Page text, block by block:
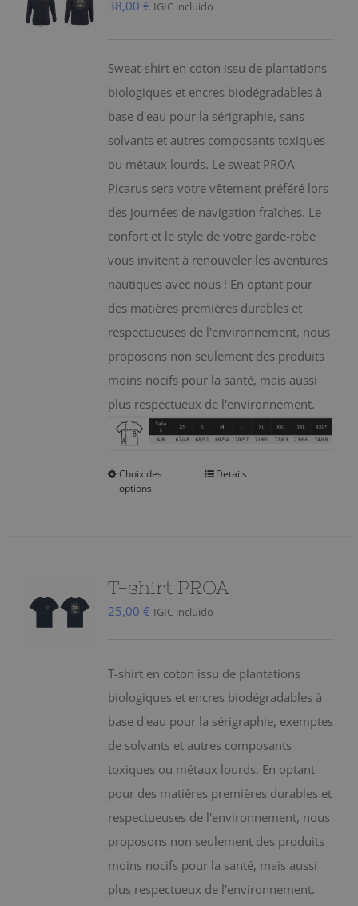
38,00 € IGIC incluido
Sweat-shirt en coton issu de plantations
biologiques et encres biodégradables à
base d'eau pour la sérigraphie, sans
solvants et autres composants toxiques
ou métaux lourds. Le sweat PROA
Picarus sera votre vêtement préféré lors
des journées de navigation fraîches. Le
confort et le style de votre garde-robe
vous invitent à renouveler les aventures
nautiques avec nous ! En optant pour
des matières premières durables et
respectueuses de l'environnement, nous
proposons non seulement des produits
moins nocifs pour la santé, mais aussi
plus respectueux de l'environnement.
Choix des
options
Ce
Les
être
choisies
sur
la
page
du
produit
Details
T-shirt PROA
25,00 € IGIC incluido
T-shirt en coton issu de plantations
biologiques et encres biodégradables à
base d'eau pour la sérigraphie, exemptes
de solvants et autres composants
toxiques ou métaux lourds. En optant
pour des matières premières durables et
respectueuses de l'environnement, nous
proposons non seulement des produits
moins nocifs pour la santé, mais aussi
plus respectueux de l'environnement.